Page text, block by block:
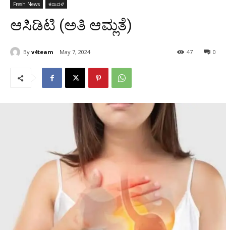
Fresh News ಕರಾವಳಿ
ಆಸಿಡಿಟಿ (ಅತಿ ಆಮ್ಲತೆ)
By v4team May 7, 2024 0
47